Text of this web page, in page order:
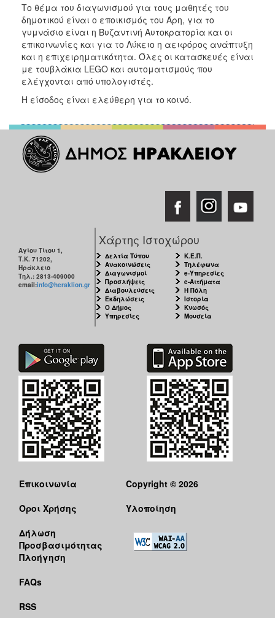
Το θέμα του διαγωνισμού για τους μαθητές του
δημοτικού είναι ο εποικισμός του Άρη, για το
γυμνάσιο είναι η Βυζαντινή Αυτοκρατορία και οι
επικοινωνίες και για το Λύκειο η αειφόρος ανάπτυξη
και η επιχειρηματικότητα. Όλες οι κατασκευές είναι
με τουβλάκια LEGO και αυτοματισμούς που
ελέγχονται από υπολογιστές.
Η είσοδος είναι ελεύθερη για το κοινό.
Αγίου Τίτου 1,
Τ.Κ. 71202,
Ηράκλειο
Τηλ.: 2813-409000
email:info@heraklion.gr
Χάρτης Ιστοχώρου
Δελτία Τύπου
Ανακοινώσεις
Διαγωνισμοί
Προσλήψεις
Διαβουλεύσεις
Εκδηλώσεις
Ο Δήμος
Υπηρεσίες
Κ.Ε.Π.
Τηλέφωνα
e-Υπηρεσίες
e-Αιτήματα
Η Πόλη
Ιστορία
Κνωσός
Μουσεία
Επικοινωνία
Όροι Χρήσης
Δήλωση
Προσβασιμότητας
Πλοήγηση
FAQs
RSS
Copyright © 2026
Υλοποίηση